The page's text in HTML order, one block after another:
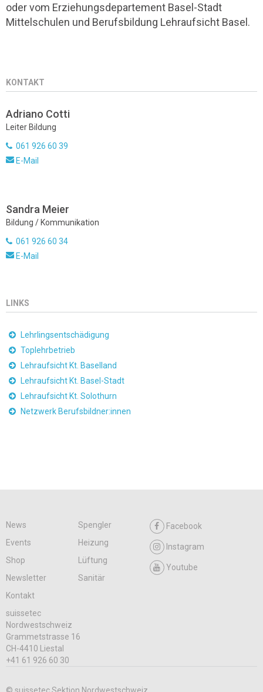
oder vom Erziehungsdepartement Basel-Stadt
Mittelschulen und Berufsbildung Lehraufsicht Basel.
KONTAKT
Adriano Cotti
Leiter Bildung
061 926 60 39
E-Mail
Sandra Meier
Bildung / Kommunikation
061 926 60 34
E-Mail
LINKS
Lehrlingsentschädigung
Toplehrbetrieb
Lehraufsicht Kt. Baselland
Lehraufsicht Kt. Basel-Stadt
Lehraufsicht Kt. Solothurn
Netzwerk Berufsbildner:innen
News
Spengler
Events
Heizung
Shop
Lüftung
Newsletter
Sanitär
Kontakt
Facebook
Instagram
Youtube
suissetec
Nordwestschweiz
Grammetstrasse 16
CH-4410 Liestal
+41 61 926 60 30